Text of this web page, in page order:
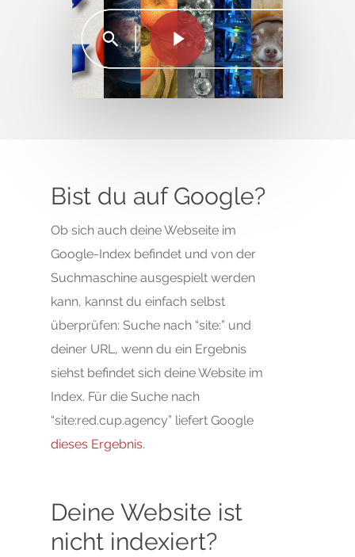
Bist du auf Google?
Ob sich auch deine Webseite im
Google-Index befindet und von der
Suchmaschine ausgespielt werden
kann, kannst du einfach selbst
überprüfen: Suche nach “site:” und
deiner URL, wenn du ein Ergebnis
siehst befindet sich deine Website im
Index. Für die Suche nach
“site:red.cup.agency” liefert Google
dieses Ergebnis.
Deine Website ist
nicht indexiert?